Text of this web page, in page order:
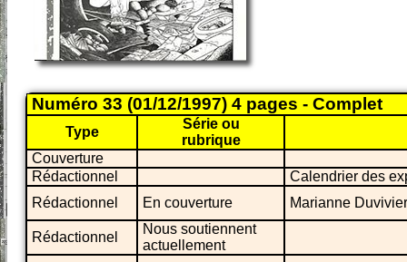
Numéro 33 (01/12/1997) 4 pages - Complet
Type
Série ou
rubrique
Couverture
Rédactionnel
Calendrier des
Rédactionnel
En couverture Marianne
Rédactionnel
Nous soutiennent
actuellement